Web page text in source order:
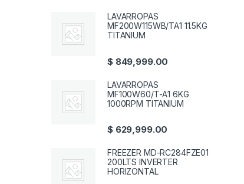
LAVARROPAS
MF200W115WB/TA1 11.5KG
TITANIUM
$849,999.00
LAVARROPAS
MF100W60/T-A1 6KG
1000RPM TITANIUM
$629,999.00
FREEZER MD-RC284FZE01
200LTS INVERTER
HORIZONTAL